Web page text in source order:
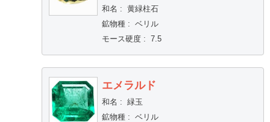
和名 : 黄緑柱石
鉱物種: ベリル
モース硬度: 7.5
エメラルド
和名 : 緑玉
鉱物種: ベリル